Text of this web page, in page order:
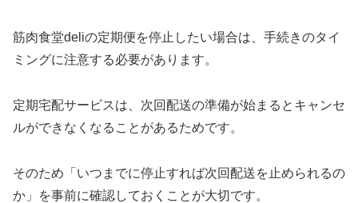
筋肉食堂deliの定期便を停止したい場合は、手続きのタイ
ミングに注意する必要があります。
定期宅配サービスは、次回配送の準備が始まるとキャンセ
ルができなくなることがあるためです。
そのため「いつまでに停止すれば次回配送を止められるの
か」を事前に確認しておくことが大切です。